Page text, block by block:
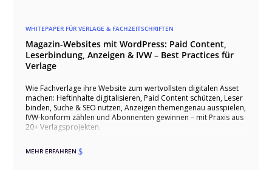
WHITEPAPER FÜR VERLAGE & FACHZEITSCHRIFTEN
Magazin-Websites mit WordPress: Paid Content,
Leserbindung, Anzeigen & IVW – Best Practices für
Verlage
Wie Fachverlage ihre Website zum wertvollsten digitalen Asset
machen: Heftinhalte digitalisieren, Paid Content schützen, Leser
binden, Suche & SEO nutzen, Anzeigen themengenau ausspielen,
IVW-konform zählen und Abonnenten gewinnen – mit Praxis aus
20+ Verlagsprojekten.
MEHR ERFAHREN$